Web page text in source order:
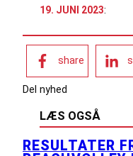
19. JUNI 2023:
share
Del nyhed
LÆS OGSÅ
RESULTATER